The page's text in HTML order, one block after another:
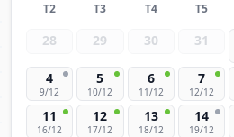
T2 T3 T4 T5
28 29 30 31
4
9/12
5
10/12
6
11/12
7
12/12
11
16/12
12
17/12
13
18/12
14
19/12